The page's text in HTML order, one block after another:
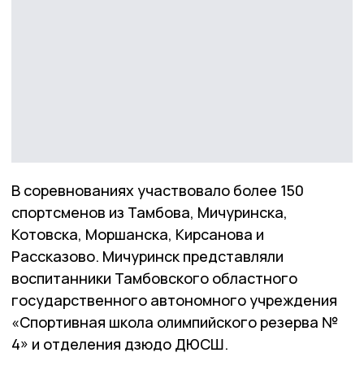
В соревнованиях участвовало более 150
спортсменов из Тамбова, Мичуринска,
Котовска, Моршанска, Кирсанова и
Рассказово. Мичуринск представляли
воспитанники Тамбовского областного
государственного автономного учреждения
«Спортивная школа олимпийского резерва №
4» и отделения дзюдо ДЮСШ.